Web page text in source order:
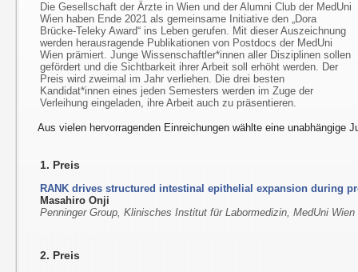
Die Gesellschaft der Ärzte in Wien und der Alumni Club der MedUni
Wien haben Ende 2021 als gemeinsame Initiative den „Dora
Brücke-Teleky Award“ ins Leben gerufen. Mit dieser Auszeichnung
werden herausragende Publikationen von Postdocs der MedUni
Wien prämiert. Junge Wissenschaftler*innen aller Disziplinen sollen
gefördert und die Sichtbarkeit ihrer Arbeit soll erhöht werden. Der
Preis wird zweimal im Jahr verliehen. Die drei besten
Kandidat*innen eines jeden Semesters werden im Zuge der
Verleihung eingeladen, ihre Arbeit auch zu präsentieren.
Aus vielen hervorragenden Einreichungen wählte eine unabhängige
1. Preis
RANK drives structured intestinal epithelial expansion during
Masahiro Onji
Penninger Group, Klinisches Institut für Labormedizin, MedUni Wien
2. Preis